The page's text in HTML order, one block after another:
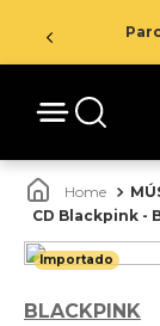
CD Blackpink -
Importado
BLACKPINK